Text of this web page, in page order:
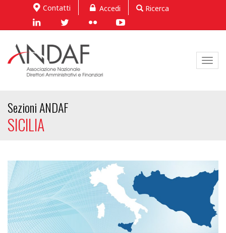
Contatti Accedi Ricerca
Sezioni ANDAF
SICILIA